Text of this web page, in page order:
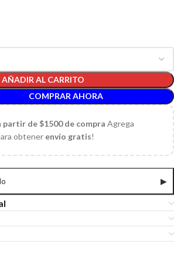
AÑADIR AL CARRITO
COMPRAR AHORA
partir de $1500 de compra Agrega
obtener envío gratis!
▶